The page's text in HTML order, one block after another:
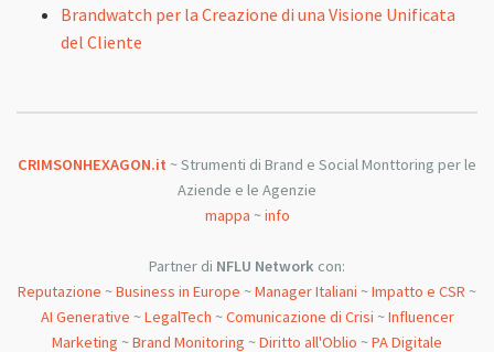
Brandwatch per la Creazione di una Visione Unificata
del Cliente
CRIMSONHEXAGON.it ~ Strumenti di Brand e Social Monttoring per le
Aziende e le Agenzie
mappa ~info
Partner di NFLU Network con:
Reputazione ~Business in Europe ~Manager Italiani ~Impatto e CSR ~
AI Generative ~LegalTech ~Comunicazione di Crisi ~Influencer
Marketing ~Brand Monitoring ~Diritto all'Oblio ~PA Digitale